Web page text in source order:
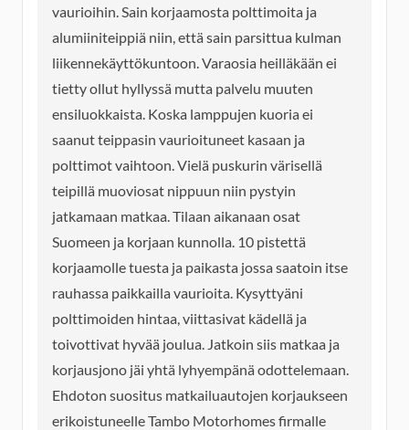
vaurioihin. Sain korjaamosta polttimoita ja
alumiiniteippiä niin, että sain parsittua kulman
liikennekäyttökuntoon. Varaosia heilläkään ei
tietty ollut hyllyssä mutta palvelu muuten
ensiluokkaista. Koska lamppujen kuoria ei
saanut teippasin vaurioituneet kasaan ja
polttimot vaihtoon. Vielä puskurin värisellä
teipillä muoviosat nippuun niin pystyin
jatkamaan matkaa. Tilaan aikanaan osat
Suomeen ja korjaan kunnolla. 10 pistettä
korjaamolle tuesta ja paikasta jossa saatoin itse
rauhassa paikkailla vaurioita. Kysyttyäni
polttimoiden hintaa, viittasivat kädellä ja
toivottivat hyvää joulua. Jatkoin siis matkaa ja
korjausjono jäi yhtä lyhyempänä odottelemaan.
Ehdoton suositus matkailuautojen korjaukseen
erikoistuneelle Tambo Motorhomes firmalle